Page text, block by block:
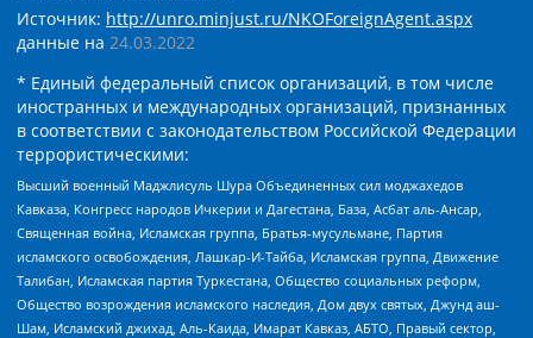
Источник: http://unro.minjust.ru/NKOForeignAgent.aspx
данные на 24.03.2022
* Единый федеральный список организаций, в том числе
иностранных и международных организаций, признанных
в соответствии с законодательством Российской Федерации
террористическими:
Высший военный Маджлисуль Шура Объединенных сил моджахедов
Кавказа, Конгресс народов Ичкерии и Дагестана, База, Асбат аль-Ансар,
Священная война, Исламская группа, Братья-мусульмане, Партия
исламского освобождения, Лашкар-И-Тайба, Исламская группа, Движение
Талибан, Исламская партия Туркестана, Общество социальных реформ,
Общество возрождения исламского наследия, Дом двух святых, Джунд аш-
Шам, Исламский джихад, Аль-Каида, Имарат Кавказ, АБТО, Правый сектор,